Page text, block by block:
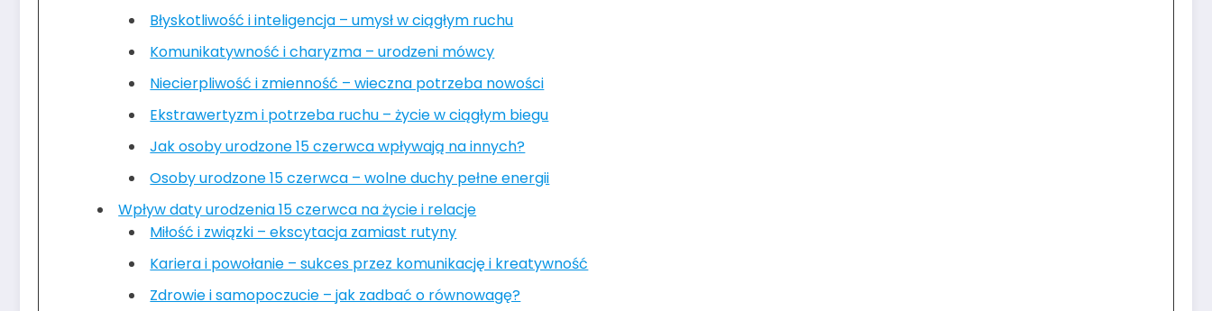
Błyskotliwość i inteligencja – umysł w ciągłym ruchu
Komunikatywność i charyzma – urodzeni mówcy
Niecierpliwość i zmienność – wieczna potrzeba nowości
Ekstrawertyzm i potrzeba ruchu – życie w ciągłym biegu
Jak osoby urodzone 15 czerwca wpływają na innych?
Osoby urodzone 15 czerwca – wolne duchy pełne energii
Wpływ daty urodzenia 15 czerwca na życie i relacje
Miłość i związki – ekscytacja zamiast rutyny
Kariera i powołanie – sukces przez komunikację i kreatywność
Zdrowie i samopoczucie – jak zadbać o równowagę?